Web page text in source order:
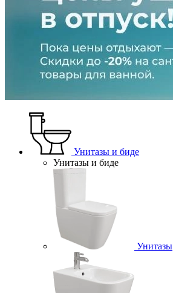
Унитазы и биде
Унитазы и биде
Унитазы